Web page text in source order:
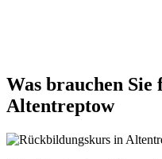
Was brauchen
Altentreptow